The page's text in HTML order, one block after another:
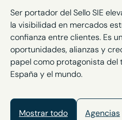
Ser portador del Sello SIE
la visibilidad en mercados
confianza entre clientes. Es
oportunidades, alianzas y
papel como protagonista del
España y el mundo.
Mostrar todo Agencias